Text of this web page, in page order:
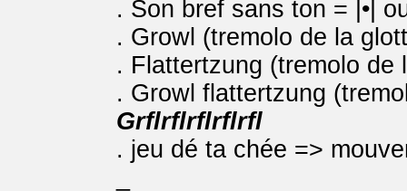
. Son bref sans ton = |•|
. Growl (tremolo de la
. Flattertzung (tremolo
. Growl flattertzung
Grflrflrflrflrfl
. jeu dé ta chée =>